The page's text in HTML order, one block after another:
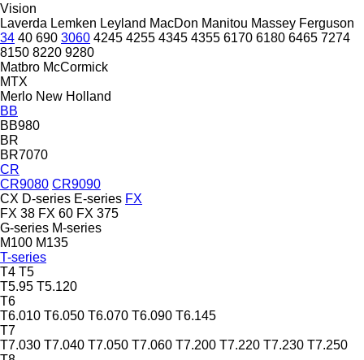
Vision
Laverda Lemken Leyland MacDon Manitou Massey Ferguson
34 40 690 3060 4245 4255 4345 4355 6170 6180 6465 7274
8150 8220 9280
Matbro McCormick
MTX
Merlo New Holland
BB
BB980
BR
BR7070
CR
CR9080 CR9090
CX D-series E-series FX
FX 38 FX 60 FX 375
G-series M-series
M100 M135
T-series
T4 T5
T5.95 T5.120
T6
T6.010 T6.050 T6.070 T6.090 T6.145
T7
T7.030 T7.040 T7.050 T7.060 T7.200 T7.220 T7.230 T7.250